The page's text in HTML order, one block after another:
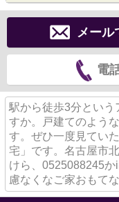
メール
電
駅から徒歩3分とい
すか。戸建てのよう
す。ぜひ一度見てい
宅」です。名古屋市
けら、0525088245
慮なくなご家おもて